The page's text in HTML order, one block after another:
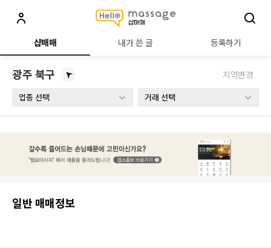
샵매매 내가 쓴 글 등록하기
광주 북구 지역변경
일반 매매정보